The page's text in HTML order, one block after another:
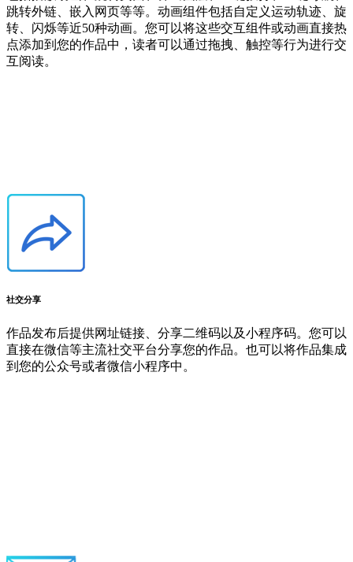
跳转外链、嵌入网页等等。动画组件包括自定义运动轨迹、旋
转、闪烁等近50种动画。您可以将这些交互组件或动画直接热
点添加到您的作品中，读者可以通过拖拽、触控等行为进行交
互阅读。
社交分享
作品发布后提供网址链接、分享二维码以及小程序码。您可以
直接在微信等主流社交平台分享您的作品。也可以将作品集成
到您的公众号或者微信小程序中。